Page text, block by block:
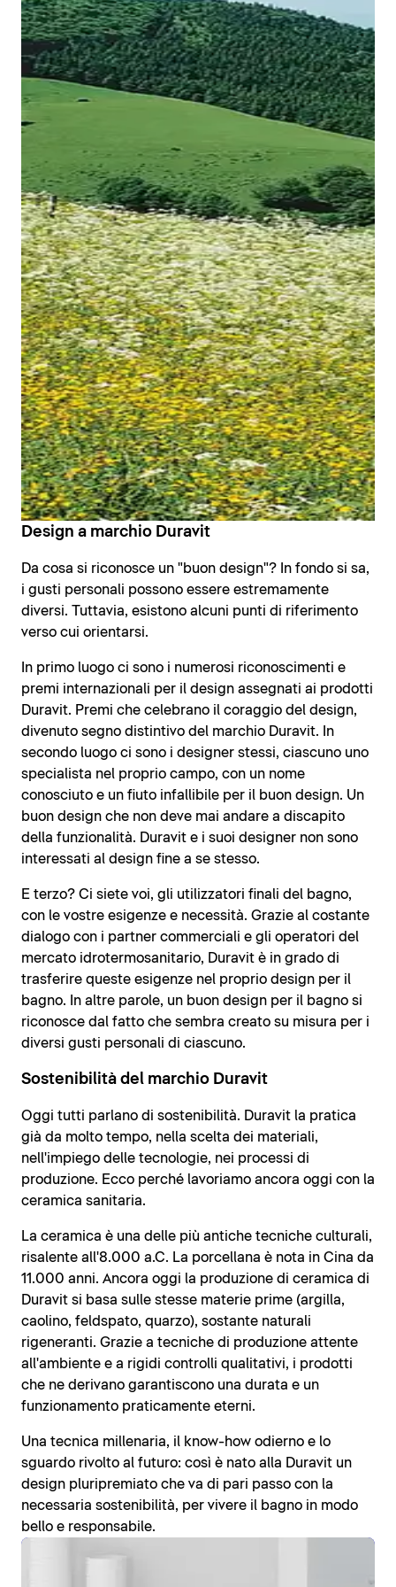
Design a marchio Duravit
Da cosa si riconosce un "buon design"? In fondo si sa,
i gusti personali possono essere estremamente
diversi. Tuttavia, esistono alcuni punti di riferimento
verso cui orientarsi.
In primo luogo ci sono i numerosi riconoscimenti e
premi internazionali per il design assegnati ai prodotti
Duravit. Premi che celebrano il coraggio del design,
divenuto segno distintivo del marchio Duravit. In
secondo luogo ci sono i designer stessi, ciascuno uno
specialista nel proprio campo, con un nome
conosciuto e un fiuto infallibile per il buon design. Un
buon design che non deve mai andare a discapito
della funzionalità. Duravit e i suoi designer non sono
interessati al design fine a se stesso.
E terzo? Ci siete voi, gli utilizzatori finali del bagno,
con le vostre esigenze e necessità. Grazie al costante
dialogo con i partner commerciali e gli operatori del
mercato idrotermosanitario, Duravit è in grado di
trasferire queste esigenze nel proprio design per il
bagno. In altre parole, un buon design per il bagno si
riconosce dal fatto che sembra creato su misura per i
diversi gusti personali di ciascuno.
Sostenibilità del marchio Duravit
Oggi tutti parlano di sostenibilità. Duravit la pratica
già da molto tempo, nella scelta dei materiali,
nell'impiego delle tecnologie, nei processi di
produzione. Ecco perché lavoriamo ancora oggi con la
ceramica sanitaria.
La ceramica è una delle più antiche tecniche culturali,
risalente all'8.000 a.C. La porcellana è nota in Cina da
11.000 anni. Ancora oggi la produzione di ceramica di
Duravit si basa sulle stesse materie prime (argilla,
caolino, feldspato, quarzo), sostante naturali
rigeneranti. Grazie a tecniche di produzione attente
all'ambiente e a rigidi controlli qualitativi, i prodotti
che ne derivano garantiscono una durata e un
funzionamento praticamente eterni.
Una tecnica millenaria, il know-how odierno e lo
sguardo rivolto al futuro: così è nato alla Duravit un
design pluripremiato che va di pari passo con la
necessaria sostenibilità, per vivere il bagno in modo
bello e responsabile.